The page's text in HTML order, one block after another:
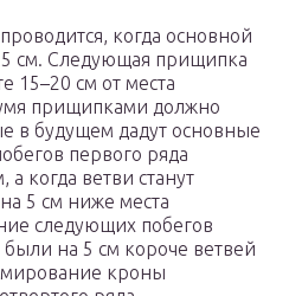
когда основной
см. Следующая прищипка
15–20 см от места
прищипками должно
в будущем дадут основные
первого ряда
а когда ветви станут
5 см ниже места
следующих побегов
на 5 см короче ветвей
кроны